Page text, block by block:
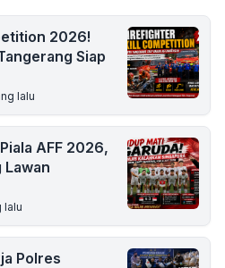
2026!
Siap
lalu
AFF 2026,
Lawan
lalu
Polres